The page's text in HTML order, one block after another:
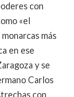
con
«el
más
en ese
y se
Carlos
con